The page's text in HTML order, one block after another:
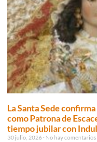
La Santa Sede
como Patrona de
tiempo jubilar con
30 julio, 2026 No hay comentarios